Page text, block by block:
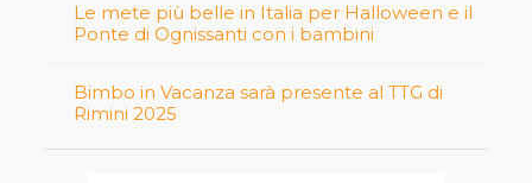
Le mete più belle in Italia per Halloween e il
Ponte di Ognissanti con i bambini
Bimbo in Vacanza sarà presente al TTG di
Rimini 2025